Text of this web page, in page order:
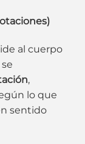
al cuerpo
,
lo que
sentido